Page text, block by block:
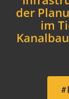
der
im